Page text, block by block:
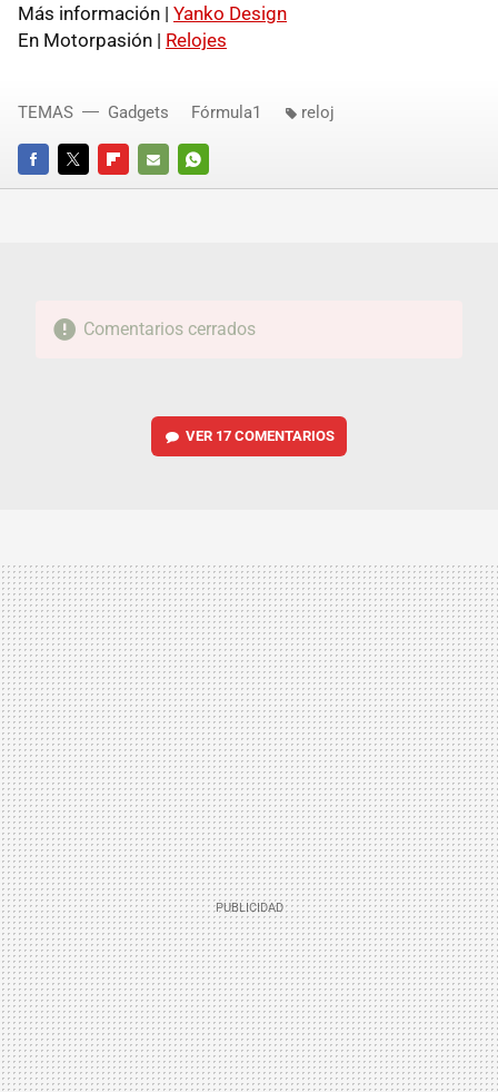
Más información | Yanko Design
En Motorpasión | Relojes
FACEBOOKTWITTERFLIPBOARD
E-
WHATSAPP
TEMAS Gadgets Fórmula1 reloj
Comentarios cerrados
VER 17 COMENTARIOS